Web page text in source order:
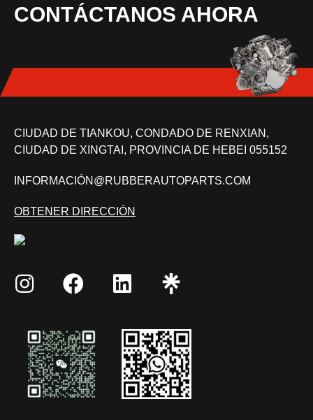
CONTÁCTANOS AHORA
CIUDAD DE TIANKOU, CONDADO DE RENXIAN,
CIUDAD DE XINGTAI, PROVINCIA DE HEBEI 055152
INFORMACIÓN@RUBBERAUTOPARTS.COM
OBTENER DIRECCIÓN